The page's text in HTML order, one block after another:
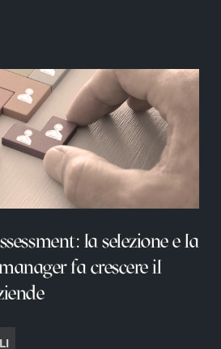
la selezione e la
fa crescere il